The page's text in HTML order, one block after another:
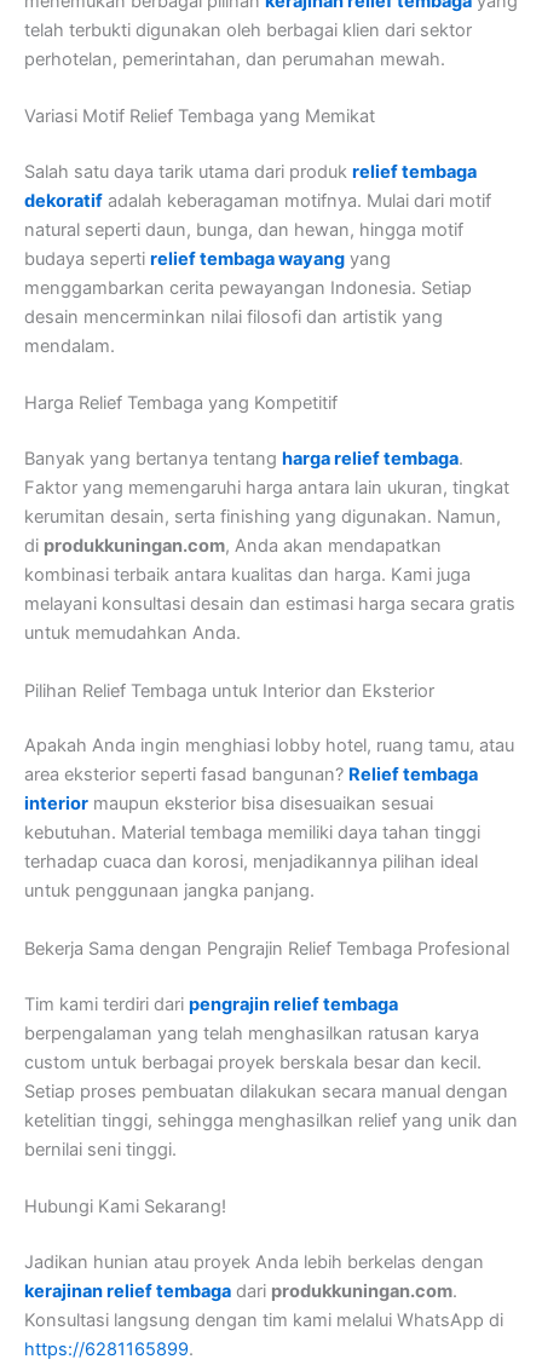
telah terbukti digunakan oleh berbagai klien dari sektor
perhotelan, pemerintahan, dan perumahan mewah.
Variasi Motif Relief Tembaga yang Memikat
Salah satu daya tarik utama dari produk relief tembaga
dekoratif adalah keberagaman motifnya. Mulai dari motif
natural seperti daun, bunga, dan hewan, hingga motif
budaya seperti relief tembaga wayang yang
menggambarkan cerita pewayangan Indonesia. Setiap
desain mencerminkan nilai filosofi dan artistik yang
mendalam.
Harga Relief Tembaga yang Kompetitif
Banyak yang bertanya tentang harga relief tembaga.
Faktor yang memengaruhi harga antara lain ukuran, tingkat
kerumitan desain, serta finishing yang digunakan. Namun,
di produkkuningan.com, Anda akan mendapatkan
kombinasi terbaik antara kualitas dan harga. Kami juga
melayani konsultasi desain dan estimasi harga secara gratis
untuk memudahkan Anda.
Pilihan Relief Tembaga untuk Interior dan Eksterior
Apakah Anda ingin menghiasi lobby hotel, ruang tamu, atau
area eksterior seperti fasad bangunan? Relief tembaga
interior maupun eksterior bisa disesuaikan sesuai
kebutuhan. Material tembaga memiliki daya tahan tinggi
terhadap cuaca dan korosi, menjadikannya pilihan ideal
untuk penggunaan jangka panjang.
Bekerja Sama dengan Pengrajin Relief Tembaga Profesional
Tim kami terdiri dari pengrajin relief tembaga
berpengalaman yang telah menghasilkan ratusan karya
custom untuk berbagai proyek berskala besar dan kecil.
Setiap proses pembuatan dilakukan secara manual dengan
ketelitian tinggi, sehingga menghasilkan relief yang unik dan
bernilai seni tinggi.
Hubungi Kami Sekarang!
Jadikan hunian atau proyek Anda lebih berkelas dengan
kerajinan relief tembaga dari produkkuningan.com.
Konsultasi langsung dengan tim kami melalui WhatsApp di
https://6281165899.